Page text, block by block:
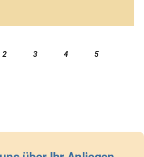
2 3 4 5